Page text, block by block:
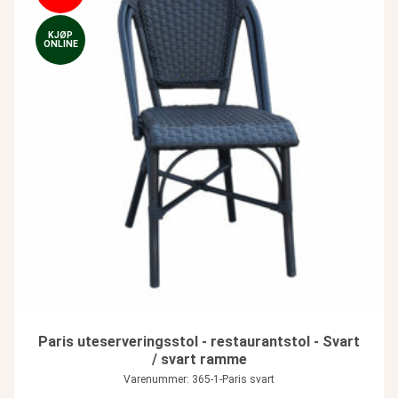
KJØP
ONLINE
Paris uteserveringsstol - restaurantstol - Svart
/ svart ramme
Varenummer: 365-1-Paris svart